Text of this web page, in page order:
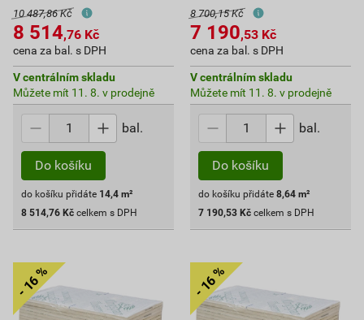
10 487,86 Kč
8 514,76 Kč
cena za bal. s DPH
V centrálním skladu
Můžete mít 11. 8. v prodejně
bal.
Do košíku
do košíku přidáte 14,4 m²
8 514,76 Kč celkem s DPH
8 700,15 Kč
7 190,53 Kč
cena za bal. s DPH
V centrálním skladu
Můžete mít 11. 8. v prodejně
bal.
Do košíku
do košíku přidáte 8,64 m²
7 190,53 Kč celkem s DPH